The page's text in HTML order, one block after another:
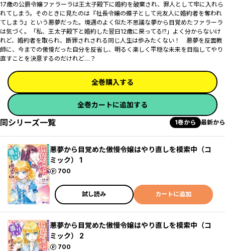
17歳の公爵令嬢ファラーラは王太子殿下に婚約を破棄され、罪人として牢に入れら
れてしまう。そのときに見たのは『社長令嬢の蝶子として元友人に婚約者を奪われ
てしまう』という悪夢だった。境遇のよく似た不思議な夢から目覚めたファラーラ
は気づく。「私、王太子殿下と婚約した翌日――12歳に戻ってる!?」よく分からないけ
れど、婚約者を取られ、断罪されされる同じ人生は歩みたくない！ 悪夢を反面教
師に、今までの傲慢だった自分を反省し、明るく楽しく平穏な未来を目指してやり
直すことを決意するのだけれど…？
全巻購入する
全巻カートに追加する
同シリーズ一覧 1巻から 最新から
悪夢から目覚めた傲慢令嬢はやり直しを模索中（コ
ミック） 1
700
ポイント
試し読み カートに追加
悪夢から目覚めた傲慢令嬢はやり直しを模索中（コ
ミック） 2
700
ポイント